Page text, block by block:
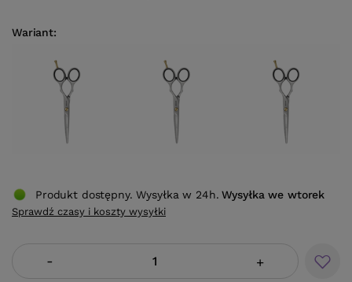
Wariant
- +
Produkt dostępny. Wysyłka w 24h. Wysyłkawe wtorek
Sprawdź czasy i koszty wysyłki